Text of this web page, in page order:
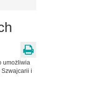
umożliwia
Szwajcarii i